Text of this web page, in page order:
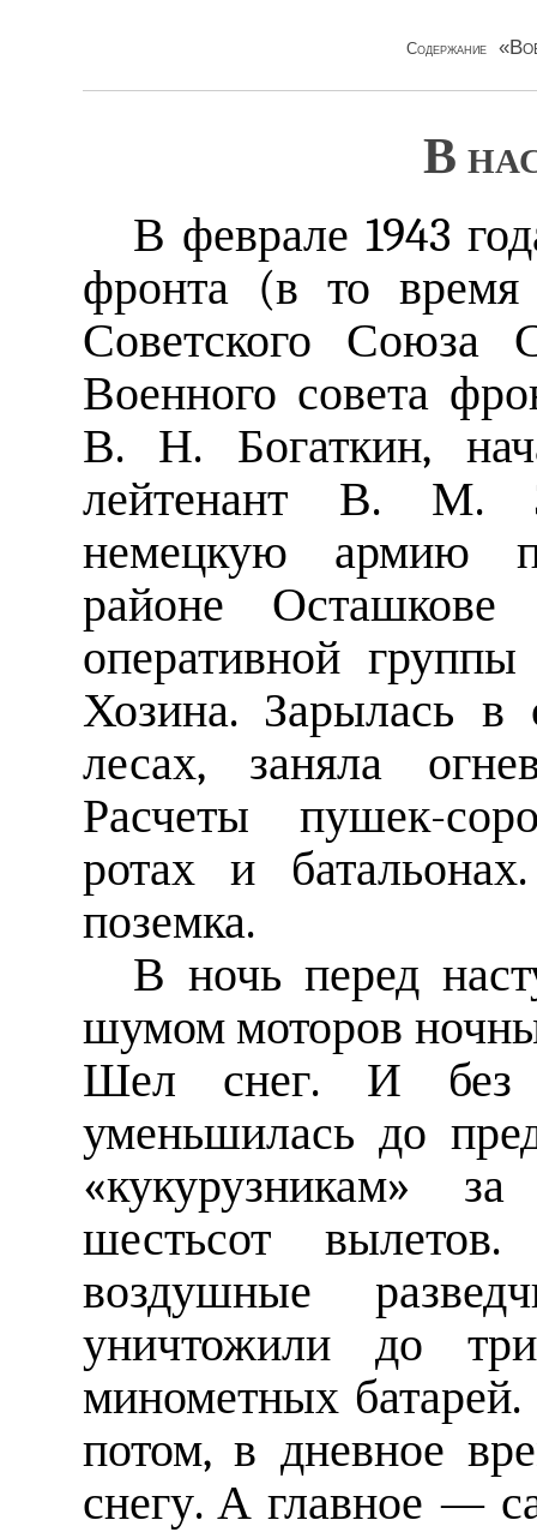
Содержание
В
В феврале 1943
фронта (в то
Советского
Военного совета
В. Н. Богаткин,
лейтенант В. М.
немецкую армию
районе Осташкове
оперативной
Хозина. Зарылась в
лесах, заняла
Расчеты пушек-
ротах и
поземка.
В ночь перед
шумом моторов
Шел снег. И без
уменьшилась до
«кукурузникам»
шестьсот
воздушные
уничтожили до
минометных
потом, в дневное
снегу. А главное —